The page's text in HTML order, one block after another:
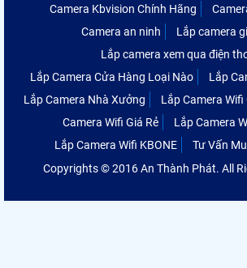
Camera Kbvision Chính Hãng
Camera an ninh
Lắp camera
Lắp camera xem qua điện
Lắp Camera Cửa Hàng Loại Nào
Lắp
Lắp Camera Nhà Xưởng
Lắp Camera Wifi
Camera Wifi Giá Rẻ
Lắp Camera
Lắp Camera Wifi KBONE
Tư Vấn
Copyrights © 2016 An Thành Phát. All